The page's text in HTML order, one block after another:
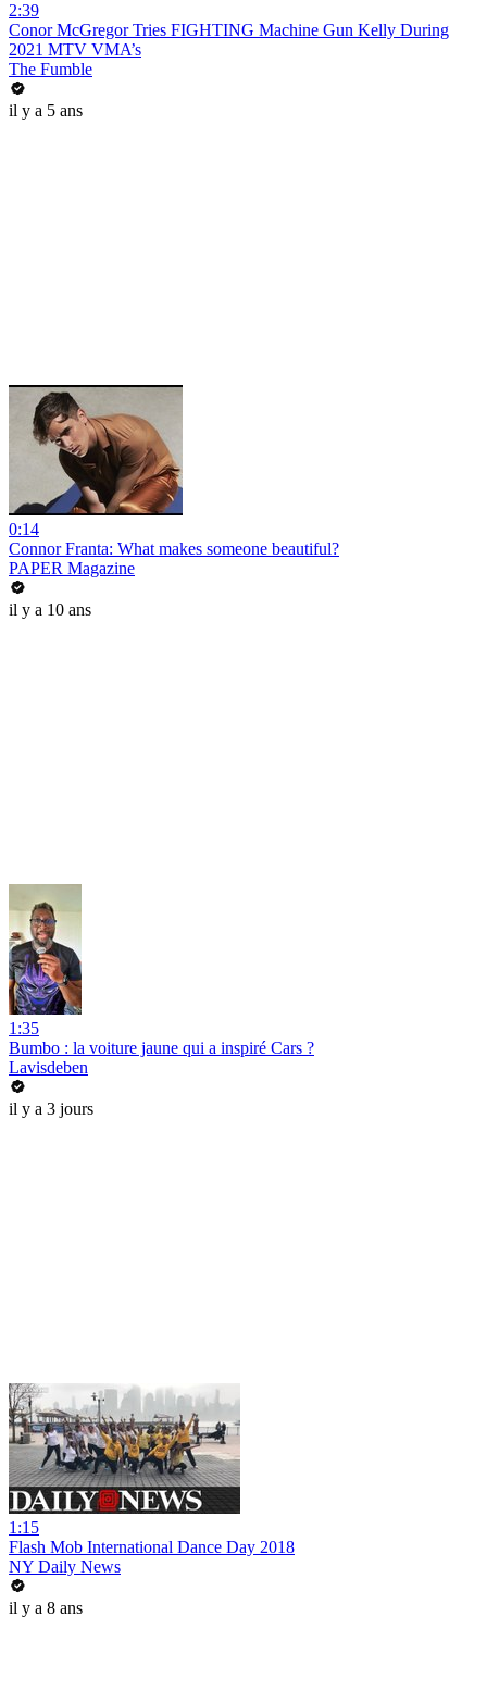
2:39
Conor McGregor Tries FIGHTING Machine Gun Kelly During
2021 MTV VMA’s
The Fumble
il y a 5 ans
0:14
Connor Franta: What makes someone beautiful?
PAPER Magazine
il y a 10 ans
1:35
Bumbo : la voiture jaune qui a inspiré Cars ?
Lavisdeben
il y a 3 jours
1:15
Flash Mob International Dance Day 2018
NY Daily News
il y a 8 ans